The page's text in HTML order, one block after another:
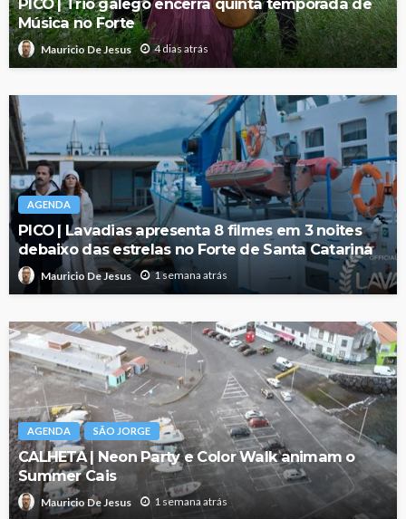
PICO | Trio galego encerra quinta temporada de
Música no Forte
Mauricio De Jesus 4 dias atrás
AGENDA
PICO | Lavadias apresenta 8 filmes em 3 noites
debaixo das estrelas no Forte de Santa Catarina
Mauricio De Jesus 1 semana atrás
AGENDA SÃO JORGE
CALHETA | Neon Party e Color Walk animam o
Summer Cais
Mauricio De Jesus 1 semana atrás